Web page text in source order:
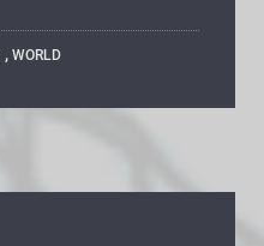
, WORLD